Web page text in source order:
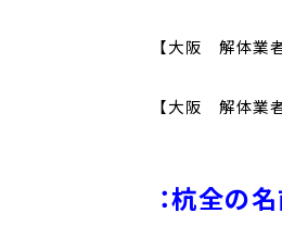
【大阪 解体業
【大阪 解体業
：杭全の